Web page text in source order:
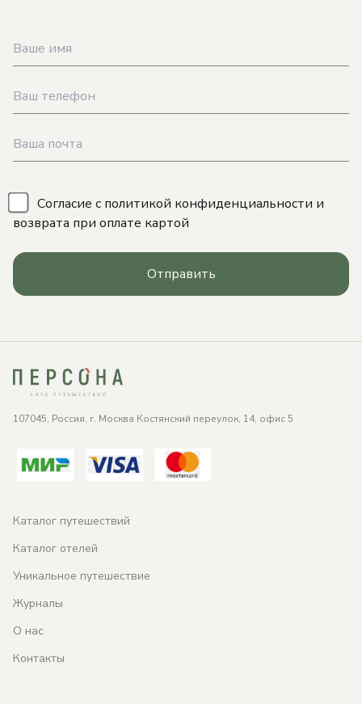
Согласие с политикой конфиденциальности и
возврата при оплате картой
Отправить
107045, Россия, г. Москва Костянский переулок, 14, офис 5
Каталог путешествий
Каталог отелей
Уникальное путешествие
Журналы
О нас
Контакты